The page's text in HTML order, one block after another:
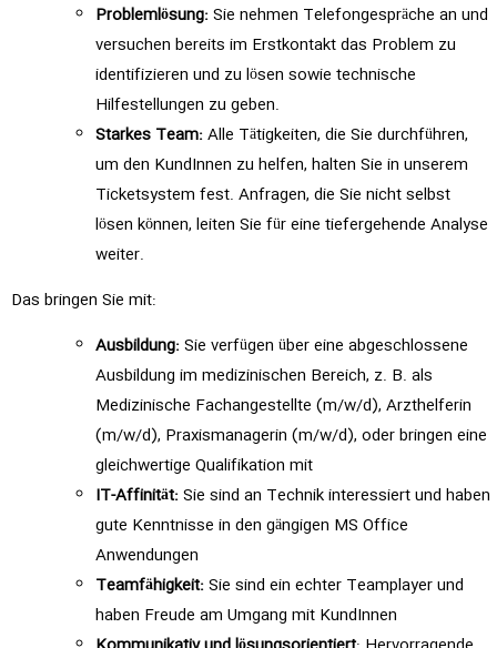
Problemlösung:Sie nehmen Telefongespräche an und
versuchen bereits im Erstkontakt das Problem zu
identifizieren und zu lösen sowie technische
Hilfestellungen zu geben.
Starkes Team:Alle Tätigkeiten, die Sie durchführen,
um den KundInnen zu helfen, halten Sie in unserem
Ticketsystem fest. Anfragen, die Sie nicht selbst
lösen können, leiten Sie für eine tiefergehende Analyse
weiter.
Das bringen Sie mit:
Ausbildung:Sie verfügen über eine abgeschlossene
Ausbildung im medizinischen Bereich, z. B. als
Medizinische Fachangestellte (m/w/d), Arzthelferin
(m/w/d), Praxismanagerin (m/w/d), oder bringen eine
gleichwertige Qualifikation mit
IT-Affinität:Sie sind an Technik interessiert und haben
gute Kenntnisse in den gängigen MS Office
Anwendungen
Teamfähigkeit:Sie sind ein echter Teamplayer und
haben Freude am Umgang mit KundInnen